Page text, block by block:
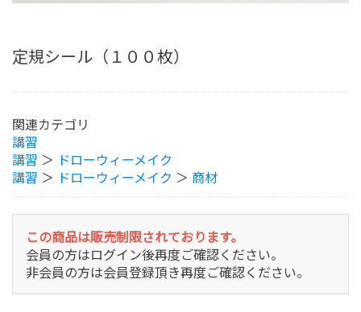
定規シール（１００枚）
関連カテゴリ
講習
講習 ＞ ドローウィーメイク
講習 ＞ ドローウィーメイク ＞ 商材
この商品は販売制限されております。
会員の方はログイン後再度ご確認ください。
非会員の方は会員登録頂き再度ご確認ください。